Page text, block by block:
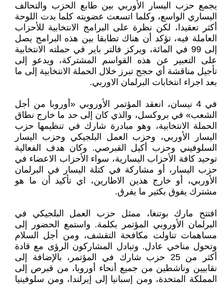
يجمع حزب اليسار الأوربي بين طابع الحزب والتحالف
اليساري الواسع، وكلما اتسعت عضويته كلما بدت اللوحة
أكثر تعقيدا، لكن نظرة على البرامج الانتخابية للأحزاب
العاملة فيه، تؤكد أن هناك تطابقا بين هذه البرامج يصل
إلى 99 في المائة، ويركز فالتر باير في حملته الانتخابية
على التعبير عن هذه القواسم المشتركة، ويدعو إلى
تأجيل مناقشة أي حجج تبرز خلال الحملة الانتخابية إلى ما
بعد اجراء انتخابات البرلمان الاوربي.
في 4 نيسان، انعقد المؤتمر الأوروبي «أوروبا من أجل
الشعب» في بروكسل، والذي كان إلى حد ما خارج نطاق
الحملة الانتخابية، وهو مبادرة شارك في تنظيمها حزب
اليسار الأوربي، وحزب العمل البلجيكي وحزب اليسار
السلوفيني وحزب أكيل القبرصي. وكان هدف الفعالية
توحيد كافة الأحزاب اليسارية، سواء الأحزاب الاعضاء في
حزب اليسار، أو مشاركة في كتلة اليسار في البرلمان
الأوربي، أو خارج هذين الاطارين، اي تأكيد أن ما هو
مشترك يفوق بكثير ما يفرق.
افتتح مارك بوتنغا، ممثل حزب العمل البلجيكي في
البرلمان الأوروبي المؤتمر بكلمة. واستمع الحضور إلى
مساهمات تناولت مكافحة التقشف، ومن أجل السلام
وتحول مناخي عادل. وتبادل المشاركون الرؤى مع قادة
أكثر من 25 حزب شارك في المؤتمر، بالإضافة إلى
نقابيين وناشطين من جميع أنحاء أوروبا، من قبرص إلى
المملكة المتحدة، ومن إسبانيا إلى إيرلندا، ومن سلوفينيا